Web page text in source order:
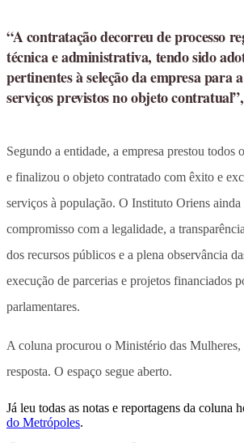
“A contratação decorreu de processo
técnica e administrativa, tendo sido
pertinentes à seleção da empresa para
serviços previstos no objeto
Segundo a entidade, a empresa prestou todos
e finalizou o objeto contratado com êxito e
serviços à população. O Instituto Oriens ainda
compromisso com a legalidade, a
dos recursos públicos e a plena observância
execução de parcerias e projetos financiados
parlamentares.
A coluna procurou o Ministério das Mulheres,
resposta. O espaço segue aberto.
Já leu todas as notas e reportagens da coluna
do Metrópoles.